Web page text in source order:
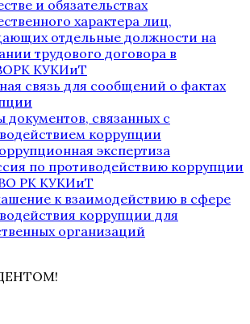
и обязательствах
характера лиц,
отдельные должности на
трудового договора в
КУКИиТ
связь для сообщений о фактах
связанных с
коррупции
экспертиза
по противодействию коррупции
РК КУКИиТ
к взаимодействию в сфере
коррупции для
организаций